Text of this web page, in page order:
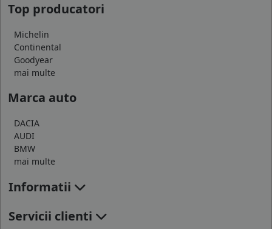
Top producatori
Michelin
Continental
Goodyear
mai multe
Marca auto
DACIA
AUDI
BMW
mai multe
Informatii
Servicii clienti